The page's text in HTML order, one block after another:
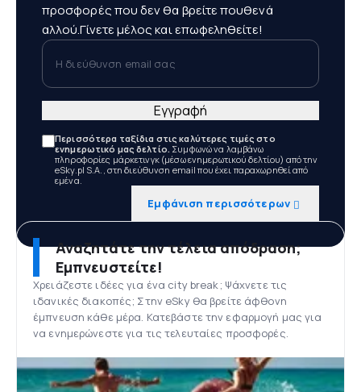
προσφορές που δεν θα βρείτε πουθενά
αλλού.Γίνετε μέλος και επωφεληθείτε!
Η διεύθυνση email σας
Περισσότερα ταξίδια στις καλύτερες τιμές στο
ενημερωτικό μας δελτίο. Συμφωνώ να λαμβάνω
πληροφορίες μάρκετινγκ (μέσω ενημερωτικού δελτίου) από την
eSky.pl S.A., στη διεύθυνση email που έχει παραχωρηθεί από
εμένα.
Εμφάνιση περισσότερων
Εγγραφή
Αναζητάτε την τέλεια απόδραση;
Εμπνευστείτε!
Χρειάζεστε ιδέες για ένα city break; Ψάχνετε τις
ιδανικές διακοπές; Στην eSky θα βρείτε άφθονη
έμπνευση κάθε μέρα. Κατεβάστε την εφαρμογή μας για
να ενημερώνεστε για τις τελευταίες προσφορές.